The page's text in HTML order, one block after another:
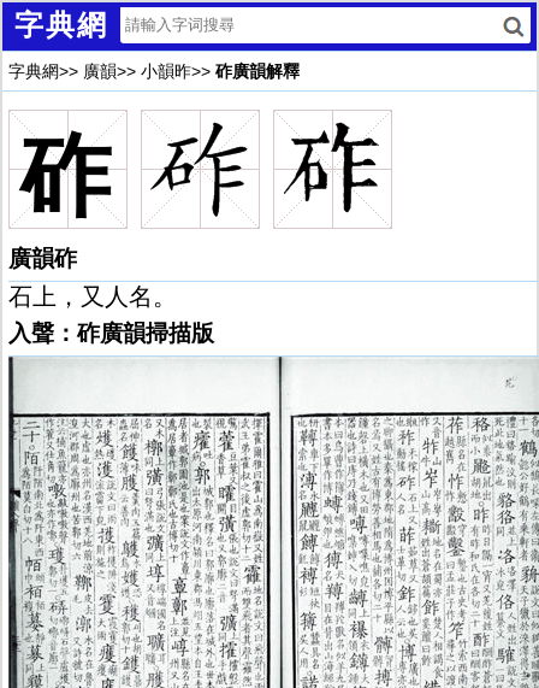
字典網
字典網>> 廣韻>> 小韻昨>> 砟廣韻解釋
砟
廣韻砟
石上，又人名。
入聲：砟廣韻掃描版